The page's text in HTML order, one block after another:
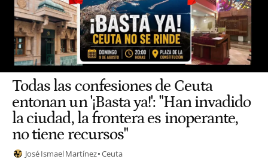
Todas las confesiones de Ceuta
entonan un '¡Basta ya!': "Han invadido
la ciudad, la frontera es inoperante,
no tiene recursos"
José Ismael Martínez Ceuta